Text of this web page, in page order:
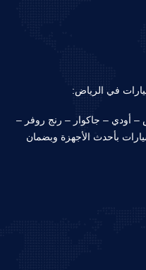
في الرياض:
أودي – جاكوار – رنج روفر –
بأحدث الأجهزة وبضمان